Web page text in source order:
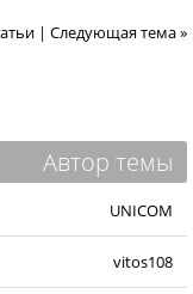
| Следующая тема »
Автор темы
UNICOM
vitos108